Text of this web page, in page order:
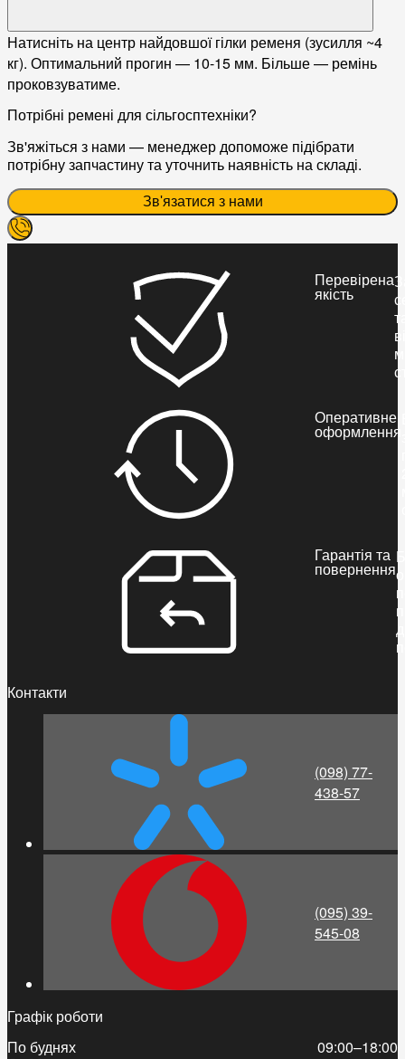
Натисніть на центр найдовшої гілки ременя (зусилля ~4
кг). Оптимальний прогин — 10-15 мм. Більше — ремінь
проковзуватиме.
Потрібні ремені для сільгосптехніки?
Зв'яжіться з нами — менеджер допоможе підібрати
потрібну запчастину та уточнить наявність на складі.
Зв'язатися з нами
Перевірена
якість
Оперативне
оформлення
Гарантія та
повернення
Контакти
(098) 77-
438-57
(095) 39-
545-08
Графік роботи
По буднях
09:00–18:00